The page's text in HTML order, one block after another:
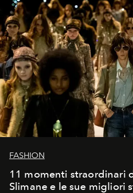
FASHION
11 momenti straordinari
Slimane e le sue migliori